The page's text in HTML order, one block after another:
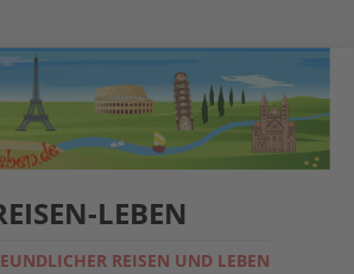
LEBEN
REISEN UND LEBEN